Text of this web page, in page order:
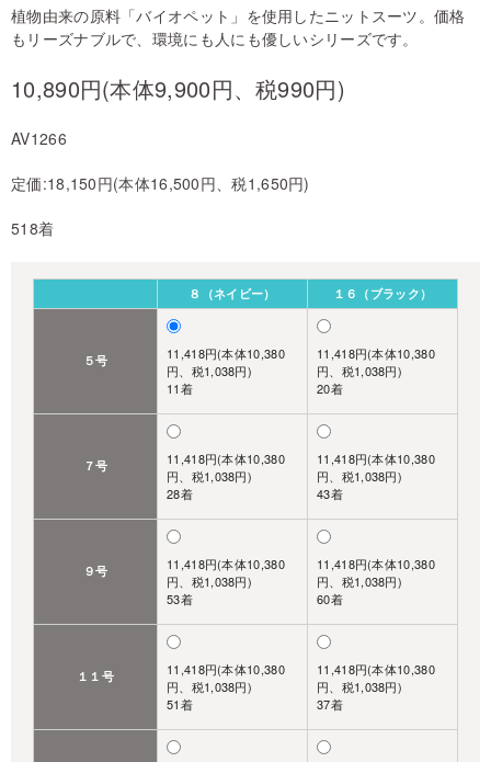
植物由来の原料「バイオペット」を使用したニットスーツ。価格
もリーズナブルで、環境にも人にも優しいシリーズです。
10,890円(本体9,900円、税990円)
AV1266
定価:18,150円(本体16,500円、税1,650円)
518着
８（ネイビー） １６（ブラック）
５号
11,418円(本体10,380
円、税1,038円)
11着
11,418円(本体10,380
円、税1,038円)
20着
７号
11,418円(本体10,380
円、税1,038円)
28着
11,418円(本体10,380
円、税1,038円)
43着
９号
11,418円(本体10,380
円、税1,038円)
53着
11,418円(本体10,380
円、税1,038円)
60着
１１号
11,418円(本体10,380
円、税1,038円)
51着
11,418円(本体10,380
円、税1,038円)
37着